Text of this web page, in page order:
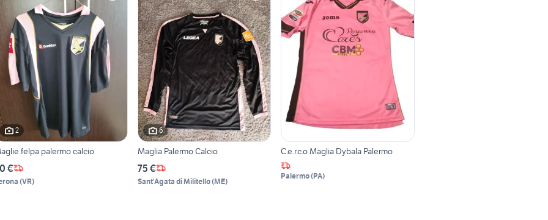
2
felpa palermo calcio
€
(VR)
6
Maglia Palermo Calcio
75 €
Sant'Agata di Militello(ME)
C.e.r.c.o Maglia Dybala Palermo
Palermo(PA)